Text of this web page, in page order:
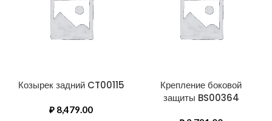
Козырек задний CT00115
₽ 8,479.00
Крепление боковой
защиты BS00364